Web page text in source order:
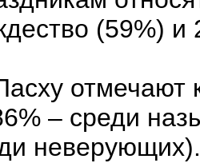
(59%)
– среди